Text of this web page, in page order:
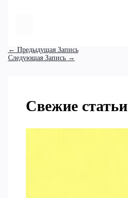
← Предыдущая Запись
Следующая Запись →
Свежие статьи